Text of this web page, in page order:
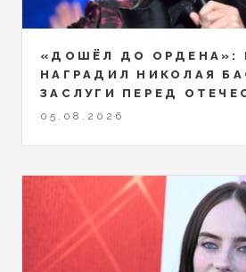
«ДОШЁЛ ДО ОРДЕНА»:
НАГРАДИЛ НИКОЛАЯ
ЗАСЛУГИ ПЕРЕД
05.08.2026